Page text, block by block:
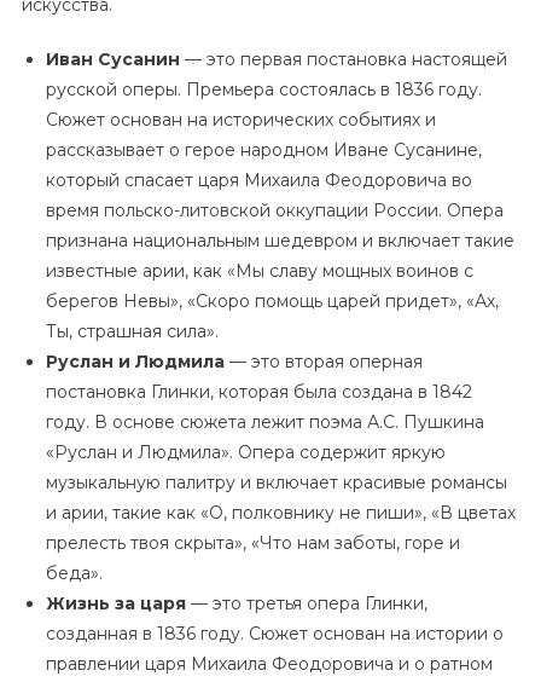
искусства.
Иван Сусанин — это первая постановка настоящей
русской оперы. Премьера состоялась в 1836 году.
Сюжет основан на исторических событиях и
рассказывает о герое народном Иване Сусанине,
который спасает царя Михаила Феодоровича во
время польско-литовской оккупации России. Опера
признана национальным шедевром и включает такие
известные арии, как «Мы славу мощных воинов с
берегов Невы», «Скоро помощь царей придет», «Ах,
Ты, страшная сила».
Руслан и Людмила— это вторая оперная
постановка Глинки, которая была создана в 1842
году. В основе сюжета лежит поэма А.С. Пушкина
«Руслан и Людмила». Опера содержит яркую
музыкальную палитру и включает красивые романсы
и арии, такие как «О, полковнику не пиши», «В цветах
прелесть твоя скрыта», «Что нам заботы, горе и
беда».
Жизнь за царя— это третья опера Глинки,
созданная в 1836 году. Сюжет основан на истории о
правлении царя Михаила Феодоровича и о ратном